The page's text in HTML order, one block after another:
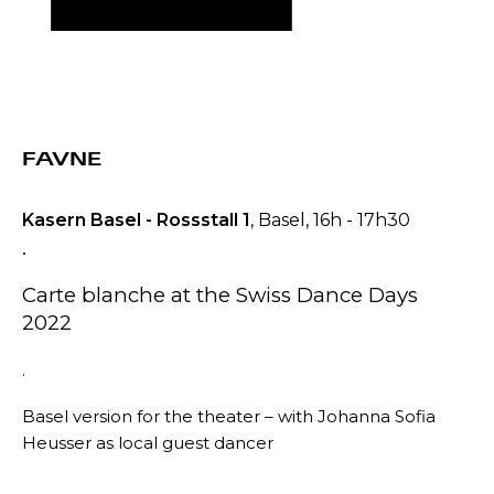
FAVNE
Kasern Basel - Rossstall 1, Basel, 16h - 17h30
.
Carte blanche at the Swiss Dance Days
2022
.
Basel version for the theater – with Johanna Sofia
Heusser as local guest dancer